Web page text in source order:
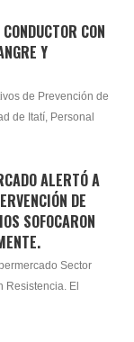
CON
Y
de Prevención de
de Itatí, Personal
ALERTÓ A
DE
SOFOCARON
Sector
Resistencia. El